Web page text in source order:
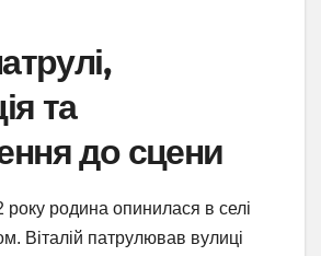
та
до сцени
року родина опинилася в селі
Віталій патрулював вулиці